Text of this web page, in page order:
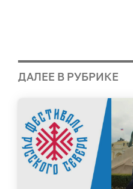
ДАЛЕЕ В РУБРИКЕ